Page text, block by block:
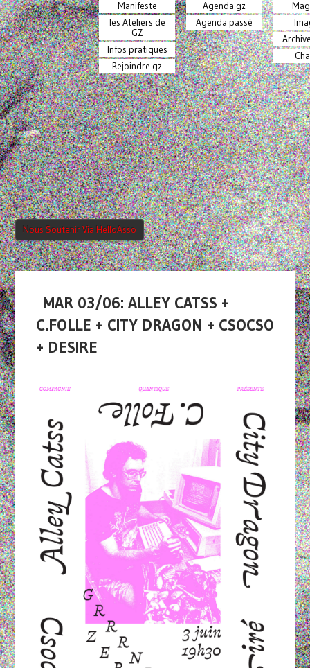
Manifeste
les Ateliers de
GZ
Infos pratiques
Rejoindre gz
Agenda gz
Agenda passé
Nous Soutenir Via HelloAsso
MAR 03/06: ALLEY CATSS +
C.FOLLE + CITY DRAGON + CSOCSO
+ DESIRE